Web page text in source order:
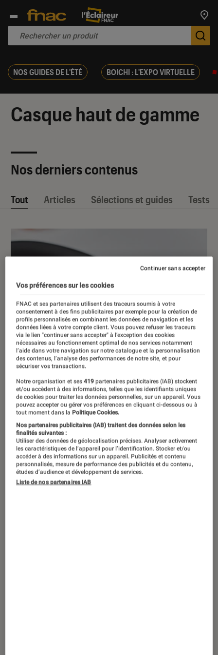
NOS GUIDES DE L'ÉTÉ BOICHI : L'EXPO VIRTUELLE
Casque haut de gamme
Nos derniers contenus
Tout Articles Sélections et guides Tests
Prise en main du casque Bowers &
Wilkins PX8 : l’excellence à l’anglaise
PRISE EN MAIN
Son • 22 mai. 2025
Vos préférences sur les cookies
FNAC et ses partenaires utilisent des traceurs soumis à votre
consentement à des fins publicitaires par exemple pour la création de
profils personnalisés en combinant les données de navigation et les
données liées à votre compte client. Vous pouvez refuser les traceurs
via le lien "continuer sans accepter" à l’exception des cookies
nécessaires au fonctionnement optimal de nos services notamment
l’aide dans votre navigation sur notre catalogue et la personnalisation
des contenus, l’analyse des performances de notre site, et pour
sécuriser vos transactions.
Notre organisation et ses419 partenaires publicitaires (IAB) stockent
et/ou accèdent à des informations, telles que les identifiants uniques
de cookies pour traiter les données personnelles, sur un appareil. Vous
pouvez accepter ou gérer vos préférences en cliquant ci-dessous ou à
tout moment dans la Politique Cookies.
Nos partenaires publicitaires (IAB) traitent des données selon les
finalités suivantes :
Utiliser des données de géolocalisation précises. Analyser activement
les caractéristiques de l’appareil pour l’identification. Stocker et/ou
accéder à des informations sur un appareil. Publicités et contenu
personnalisés, mesure de performance des publicités et du contenu,
études d’audience et développement de services.
Liste de nos partenaires IAB
Continuer sans accepter